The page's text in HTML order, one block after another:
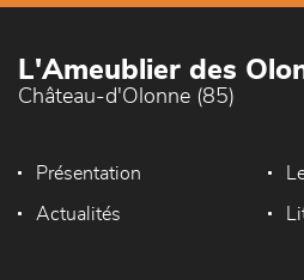
L'Ameublier des
Château-d'Olonne (85)
Présentation
Actualités